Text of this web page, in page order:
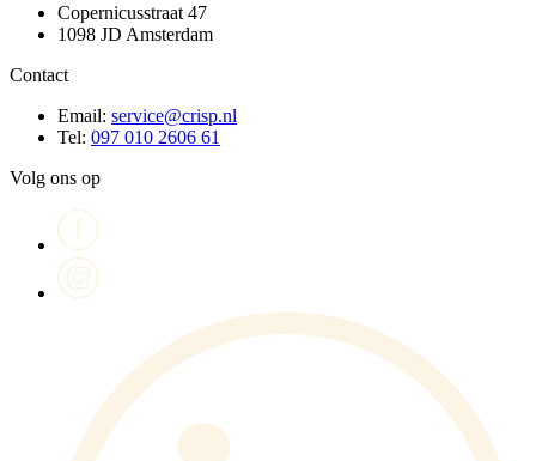
Copernicusstraat 47
1098 JD Amsterdam
Contact
Email: service@crisp.nl
Tel: 097 010 2606 61
Volg ons op